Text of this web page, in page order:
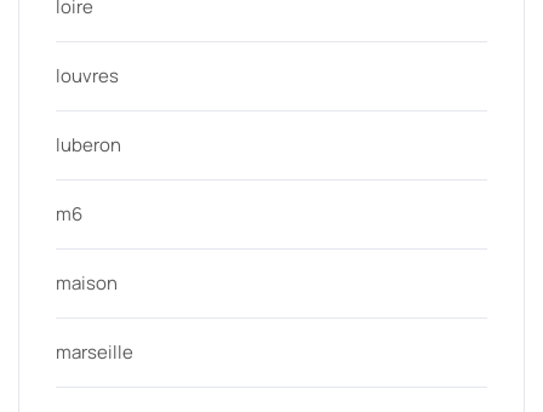
loire
louvres
luberon
m6
maison
marseille